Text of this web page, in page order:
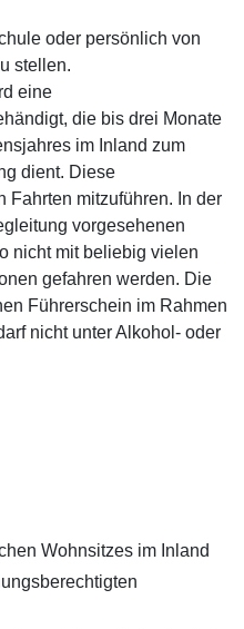
oder persönlich von
stellen.
eine
die bis drei Monate
im Inland zum
dient. Diese
Fahrten mitzuführen. In der
vorgesehenen
nicht mit beliebig vielen
gefahren werden. Die
Führerschein im Rahmen
nicht unter Alkohol- oder
Wohnsitzes im Inland